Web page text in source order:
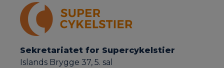
Sekretariatet for Supercykelstier
Islands Brygge 37, 5. sal